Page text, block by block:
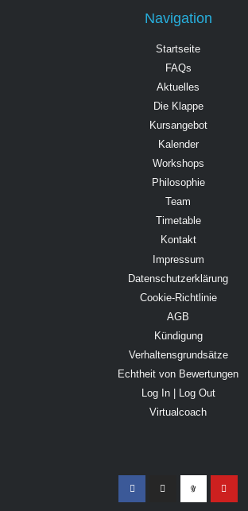
Navigation
Startseite
FAQs
Aktuelles
Die Klappe
Kursangebot
Kalender
Workshops
Philosophie
Team
Timetable
Kontakt
Impressum
Datenschutzerklärung
Cookie-Richtlinie
AGB
Kündigung
Verhaltensgrundsätze
Echtheit von Bewertungen
Log In | Log Out
Virtualcoach